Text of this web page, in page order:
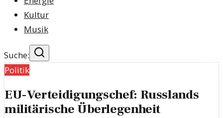
Kultur
Musik
Suche:
Politik
EU-Verteidigungschef: Russlands
militärische Überlegenheit